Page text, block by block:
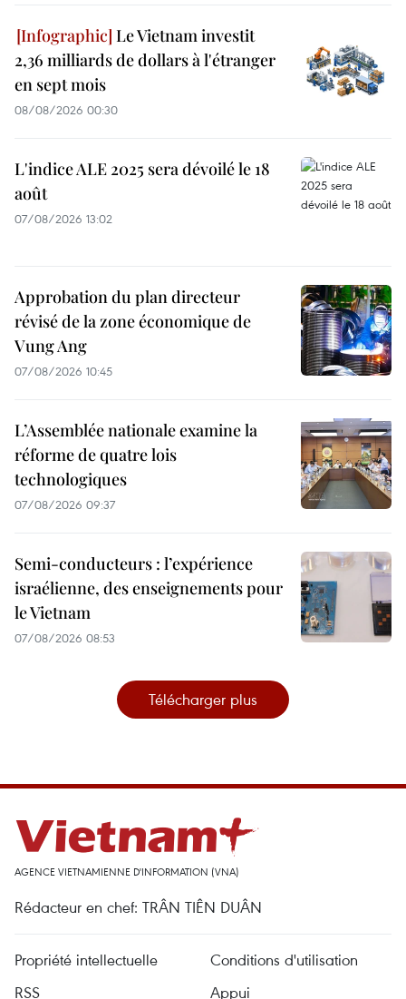
Le Vietnam investit
2,36 milliards de dollars à l'étranger
en sept mois
08/08/2026 00:30
L'indice ALE 2025 sera dévoilé le 18
août
07/08/2026 13:02
Approbation du plan directeur
révisé de la zone économique de
Vung Ang
07/08/2026 10:45
L’Assemblée nationale examine la
réforme de quatre lois
technologiques
07/08/2026 09:37
Semi-conducteurs : l’expérience
israélienne, des enseignements pour
le Vietnam
07/08/2026 08:53
Télécharger plus
AGENCE VIETNAMIENNE D'INFORMATION (VNA)
Rédacteur en chef: TRÂN TIÊN DUÂN
Propriété intellectuelle
Conditions d'utilisation
RSS
Appui